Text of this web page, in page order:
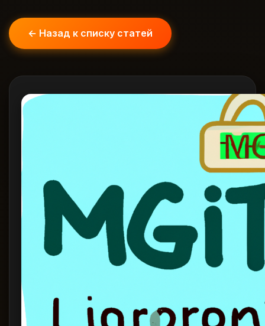
← Назад к списку статей